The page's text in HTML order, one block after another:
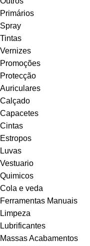
Primários
Spray
Tintas
Vernizes
Promoções
Protecção
Auriculares
Calçado
Capacetes
Cintas
Estropos
Luvas
Vestuario
Quimicos
Cola e veda
Ferramentas Manuais
Limpeza
Lubrificantes
Massas Acabamentos